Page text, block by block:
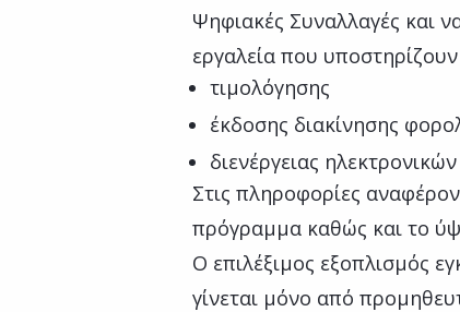
Ψηφιακές Συναλλαγές και
εργαλεία που υποστηρίζουν
τιμολόγησης
έκδοσης διακίνησης
διενέργειας
Στις πληροφορίες
πρόγραμμα καθώς και το
Ο επιλέξιμος εξοπλισμός
γίνεται μόνο από